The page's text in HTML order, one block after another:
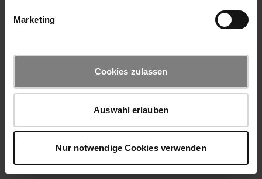
Marketing
Cookies zulassen
Auswahl erlauben
Nur notwendige Cookies verwenden